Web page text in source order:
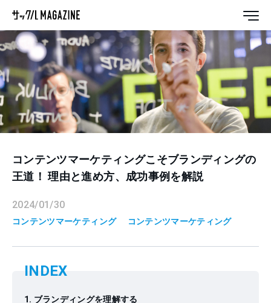
コンテンツマーケティングこそブランディングの
王道！ 理由と進め方、成功事例を解説
2024/01/30
コンテンツマーケティング コンテンツマーケティング
INDEX
ブランディングを理解する